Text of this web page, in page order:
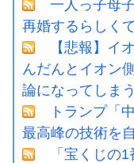
一人っ子母
再婚するらしく
【悲報】イ
んだんとイオン
論になってしまう
トランプ「
最高峰の技術を
「宝くじの